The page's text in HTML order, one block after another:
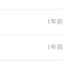
1年前
1年前